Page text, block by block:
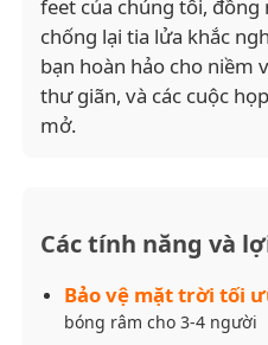
Những chiếc ô chống gió
Chiếc ô mở tự động
Những chiếc ô bằng tay
Những chiếc ô chống tia
feet của chúng tôi, đồng
chống lại tia lửa khắc
bạn hoàn hảo cho niềm
thư giãn, và các cuộc
mở.
Các tính năng và
Bảo vệ mặt trời tối
bóng râm cho 3-4 người